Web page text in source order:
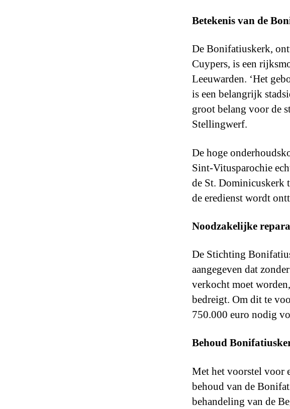
Betekenis van de
De Bonifatiuskerk,
Cuypers, is een
Leeuwarden. ‘Het
is een belangrijk
groot belang voor de
Stellingwerf.
De hoge
Sint-Vitusparochie
de St. Dominicuskerk
de eredienst wordt
Noodzakelijke
De Stichting
aangegeven dat
verkocht moet
bedreigt. Om dit te
750.000 euro nodig
Behoud
Met het voorstel voor
behoud van de
behandeling van de